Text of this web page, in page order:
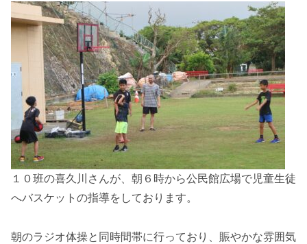
１０班の喜久川さんが、朝６時から公民館広場で児童生徒
へバスケットの指導をしております。
朝のラジオ体操と同時間帯に行っており、賑やかな雰囲気